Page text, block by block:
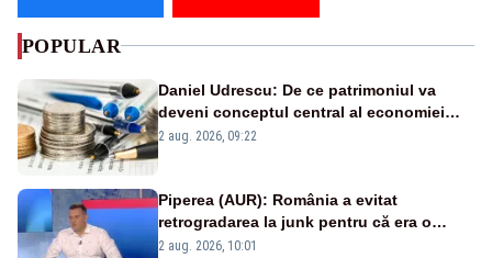
POPULAR
Daniel Udrescu: De ce patrimoniul va
deveni conceptul central al economiei
viitoare?
2 aug. 2026, 09:22
Piperea (AUR): România a evitat
retrogradarea la junk pentru că era o
catastrofă pentru bănci și fondurile de
2 aug. 2026, 10:01